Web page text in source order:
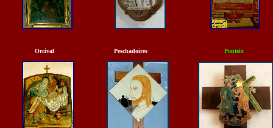
Orcival Peschadoires Ponteix